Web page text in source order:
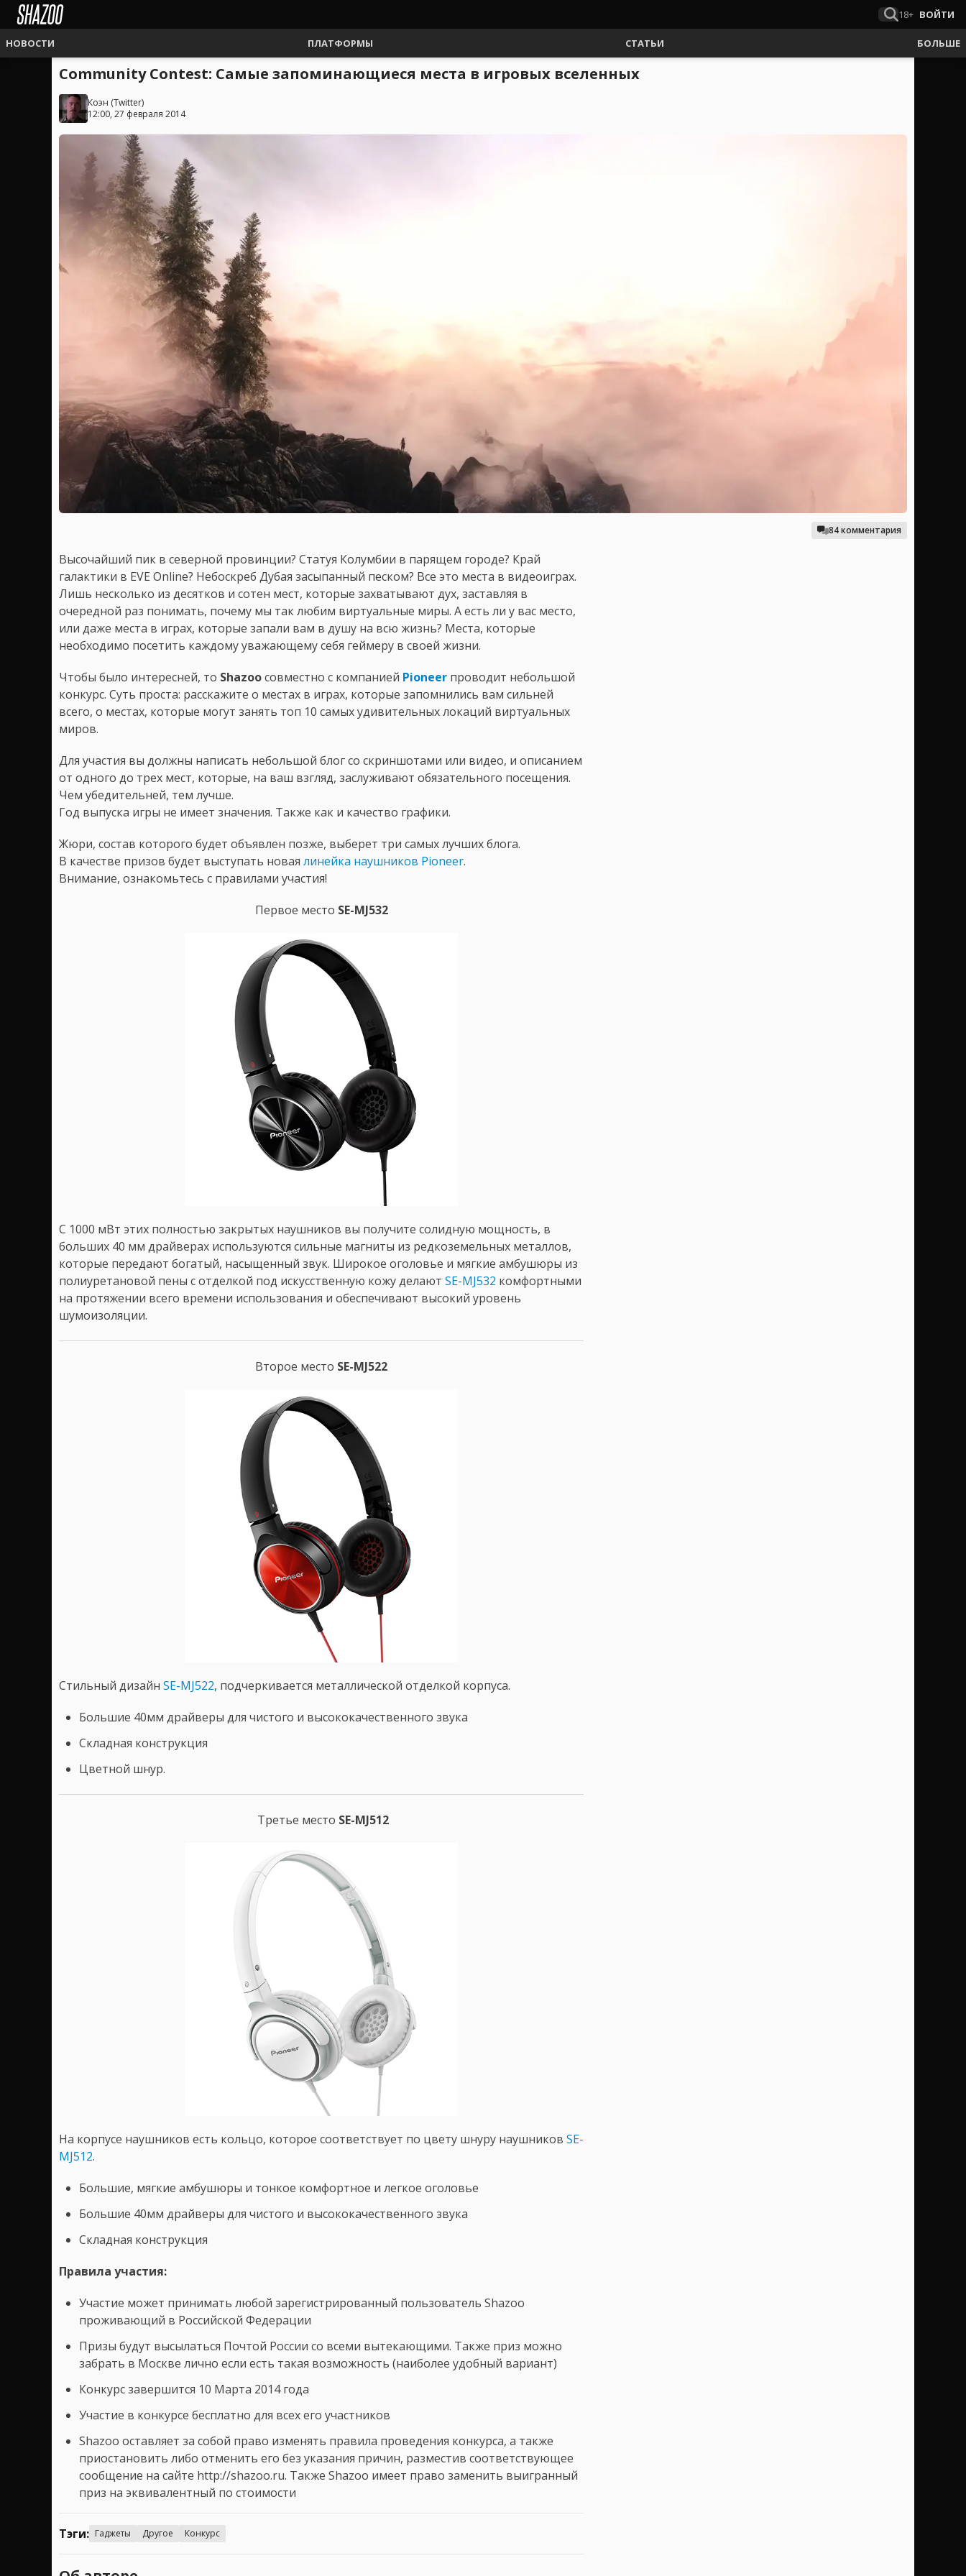
18+ ВОЙТИ
НОВОСТИ ПЛАТФОРМЫ СТАТЬИ БОЛЬШЕ
Community Contest: Самые запоминающиеся места в игровых вселенных
Коэн (Twitter)
12:00, 27 февраля 2014
84 комментария
Высочайший пик в северной провинции? Статуя Колумбии в парящем городе? Край
галактики в EVE Online? Небоскреб Дубая засыпанный песком? Все это места в видеоиграх.
Лишь несколько из десятков и сотен мест, которые захватывают дух, заставляя в
очередной раз понимать, почему мы так любим виртуальные миры. А есть ли у вас место,
или даже места в играх, которые запали вам в душу на всю жизнь? Места, которые
необходимо посетить каждому уважающему себя геймеру в своей жизни.
Чтобы было интересней, то Shazooсовместно с компанией Pioneer проводит небольшой
конкурс. Суть проста: расскажите о местах в играх, которые запомнились вам сильней
всего, о местах, которые могут занять топ 10 самых удивительных локаций виртуальных
миров.
Для участия вы должны написать небольшой блог со скриншотами или видео, и описанием
от одного до трех мест, которые, на ваш взгляд, заслуживают обязательного посещения.
Чем убедительней, тем лучше.
Год выпуска игры не имеет значения. Также как и качество графики.
Жюри, состав которого будет объявлен позже, выберет три самых лучших блога.
В качестве призов будет выступать новая линейка наушников Pioneer.
Внимание, ознакомьтесь с правилами участия!
Первое место SE-MJ532
С 1000 мВт этих полностью закрытых наушников вы получите солидную мощность, в
больших 40 мм драйверах используются сильные магниты из редкоземельных металлов,
которые передают богатый, насыщенный звук. Широкое оголовье и мягкие амбушюры из
полиуретановой пены с отделкой под искусственную кожу делают SE-MJ532 комфортными
на протяжении всего времени использования и обеспечивают высокий уровень
шумоизоляции.
Второе место SE-MJ522
Стильный дизайн SE-MJ522, подчеркивается металлической отделкой корпуса.
Большие 40мм драйверы для чистого и высококачественного звука
Складная конструкция
Цветной шнур.
Третье место SE-MJ512
На корпусе наушников есть кольцо, которое соответствует по цвету шнуру наушников SE-
MJ512.
Большие, мягкие амбушюры и тонкое комфортное и легкое оголовье
Большие 40мм драйверы для чистого и высококачественного звука
Складная конструкция
Правила участия:
Участие может принимать любой зарегистрированный пользователь Shazoo
проживающий в Российской Федерации
Призы будут высылаться Почтой России со всеми вытекающими. Также приз можно
забрать в Москве лично если есть такая возможность (наиболее удобный вариант)
Конкурс завершится 10 Марта 2014 года
Участие в конкурсе бесплатно для всех его участников
Shazoo оставляет за собой право изменять правила проведения конкурса, а также
приостановить либо отменить его без указания причин, разместив соответствующее
сообщение на сайте http://shazoo.ru. Также Shazoo имеет право заменить выигранный
приз на эквивалентный по стоимости
Тэги: Гаджеты Другое Конкурс